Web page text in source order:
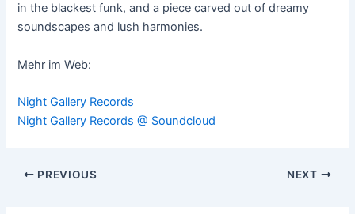
in the blackest funk, and a piece carved out of dreamy
soundscapes and lush harmonies.
Mehr im Web:
Night Gallery Records
Night Gallery Records @ Soundcloud
Post
PREVIOUS NEXT